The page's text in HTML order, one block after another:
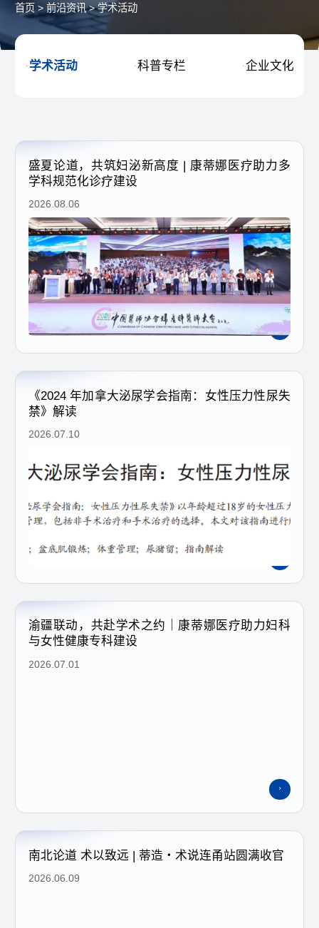
首页 > 前沿资讯>学术活动
 学术活动  科普专栏  企业文化
2026.08.06
盛夏论道，共筑妇泌新高度 | 康蒂娜医疗助力多
学科规范化诊疗建设
2026.07.10
《2024 年加拿大泌尿学会指南：女性压力性尿失
禁》解读
2026.07.01
渝疆联动，共赴学术之约｜康蒂娜医疗助力妇科
与女性健康专科建设
2026.06.09
南北论道 术以致远 | 蒂造・术说连甬站圆满收官